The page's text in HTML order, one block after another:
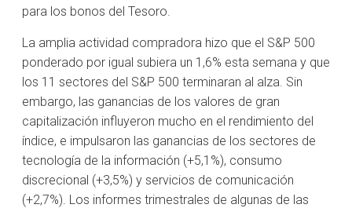
para los bonos del Tesoro.
La amplia actividad compradora hizo que el S&P 500
ponderado por igual subiera un 1,6% esta semana y que
los 11 sectores del S&P 500 terminaran al alza. Sin
embargo, las ganancias de los valores de gran
capitalización influyeron mucho en el rendimiento del
índice, e impulsaron las ganancias de los sectores de
tecnología de la información (+5,1%), consumo
discrecional (+3,5%) y servicios de comunicación
(+2,7%). Los informes trimestrales de algunas de las